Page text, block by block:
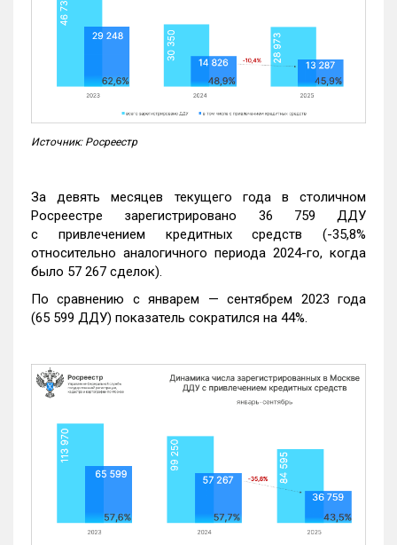
Источник: Росреестр
За девять месяцев текущего года в столичном
Росреестре зарегистрировано 36 759 ДДУ
с привлечением кредитных средств (-35,8%
относительно аналогичного периода 2024-го, когда
было 57 267 сделок).
По сравнению с январем — сентябрем 2023 года
(65 599 ДДУ) показатель сократился на 44%.